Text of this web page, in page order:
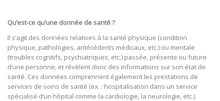
Qu’est-ce qu’une donnée de santé ?
Il s’agit des données relatives à la santé physique (condition
physique, pathologies, antécédents médicaux, etc.) ou mentale
(troubles cognitifs, psychiatriques, etc.) passée, présente ou future
d’une personne, et révèlent donc des informations sur son état de
santé. Ces données comprennent également les prestations de
services de soins de santé (ex. : hospitalisation dans un service
spécialisé d’un hôpital comme la cardiologie, la neurologie, etc.).